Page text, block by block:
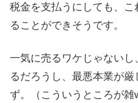
税金を支払うにしても、
ることができそうです。
一気に売るワケじゃない
るだろうし、最悪本業が
ず。（こういうところが雑